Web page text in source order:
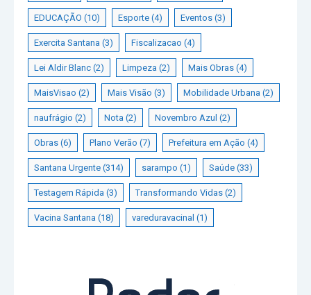
EDUCAÇÃO (10) Esporte (4) Eventos (3)
Exercita Santana (3) Fiscalizacao (4)
Lei Aldir Blanc (2) Limpeza (2) Mais Obras (4)
MaisVisao (2) Mais Visão (3) Mobilidade Urbana (2)
naufrágio (2) Nota (2) Novembro Azul (2)
Obras (6) Plano Verão (7) Prefeitura em Ação (4)
Santana Urgente (314) sarampo (1) Saúde (33)
Testagem Rápida (3) Transformando Vidas (2)
Vacina Santana (18) vareduravacinal (1)